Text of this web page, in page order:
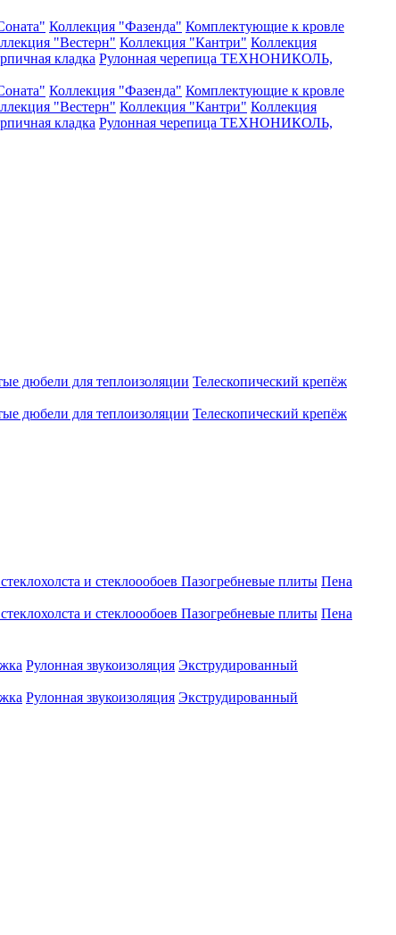
Коллекция "Фазенда" Комплектующие к кровле
"Вестерн" Коллекция "Кантри" Коллекция
кладка Рулонная черепица ТЕХНОНИКОЛЬ,
Коллекция "Фазенда" Комплектующие к кровле
"Вестерн" Коллекция "Кантри" Коллекция
кладка Рулонная черепица ТЕХНОНИКОЛЬ,
дюбели для теплоизоляции Телескопический крепёж
дюбели для теплоизоляции Телескопический крепёж
и стеклоообоев Пазогребневые плиты Пена
и стеклоообоев Пазогребневые плиты Пена
Рулонная звукоизоляция Экструдированный
Рулонная звукоизоляция Экструдированный